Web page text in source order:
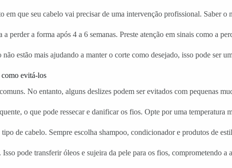
em que seu cabelo vai precisar de uma intervenção profissional. Saber
perder a forma após 4 a 6 semanas. Preste atenção em sinais como a
estão mais ajudando a manter o corte como desejado, isso pode ser
como evitá-los
No entanto, alguns deslizes podem ser evitados com pequenas
o que pode ressecar e danificar os fios. Opte por uma temperatura
de cabelo. Sempre escolha shampoo, condicionador e produtos de
pode transferir óleos e sujeira da pele para os fios, comprometendo a